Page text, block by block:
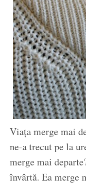
Viața merge mai
ne-a trecut pe la
merge mai
învârtă. Ea merge